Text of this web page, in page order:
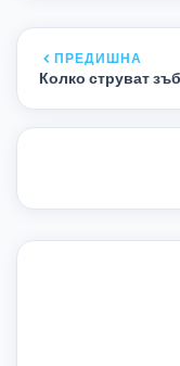
ПРЕДИШНА
Колко струват